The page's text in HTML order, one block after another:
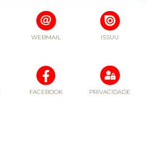
WEBMAIL ISSUU
FACEBOOK PRIVACIDADE